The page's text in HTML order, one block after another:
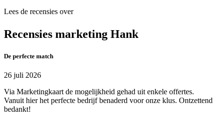
Lees de recensies over
Recensies marketing Hank
De perfecte match
26 juli 2026
Via Marketingkaart de mogelijkheid gehad uit enkele offertes.
Vanuit hier het perfecte bedrijf benaderd voor onze klus. Ontzettend
bedankt!